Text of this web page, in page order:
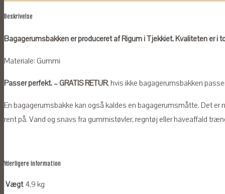
Beskrivelse
Bagagerumsbakken er produceret af Rigum i Tjekkiet. Kvaliteten er i
Materiale: Gummi
Passer perfekt. – GRATIS RETUR, hvis ikke bagagerumsbakken
En bagagerumsbakke kan også kaldes en bagagerumsmåtte. Det
rent på. Vand og snavs fra gummistøvler, regntøj eller haveaffald
Yderligere information
Vægt 4,9 kg